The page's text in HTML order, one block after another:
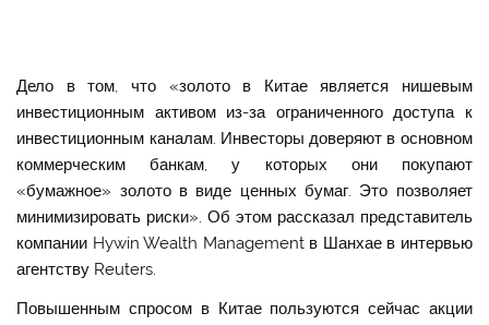
Дело в том, что «золото в Китае является нишевым
инвестиционным активом из-за ограниченного доступа к
инвестиционным каналам. Инвесторы доверяют в основном
коммерческим банкам, у которых они покупают
«бумажное» золото в виде ценных бумаг. Это позволяет
минимизировать риски». Об этом рассказал представитель
компании Hywin Wealth Management в Шанхае в интервью
агентству Reuters.
Повышенным спросом в Китае пользуются сейчас акции